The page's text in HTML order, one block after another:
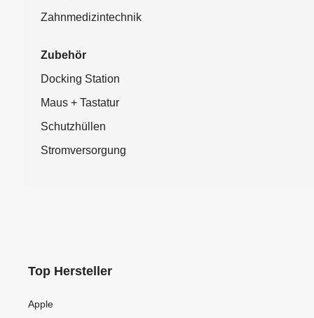
Zahnmedizintechnik
Zubehör
Docking Station
Maus + Tastatur
Schutzhüllen
Stromversorgung
Top Hersteller
Apple